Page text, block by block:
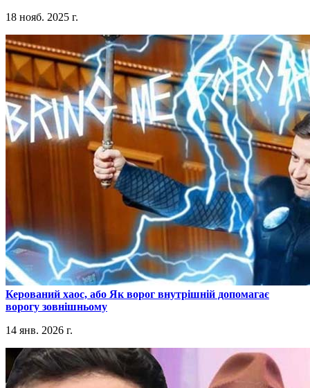
18 нояб. 2025 г.
​Керований хаос, або Як ворог внутрішній допомагає
ворогу зовнішньому
14 янв. 2026 г.